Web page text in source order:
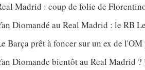
Madrid : coup de folie de
Diomandé au Real Madrid : le RB
Barça prêt à foncer sur un ex de
Diomande bientôt au Real Madrid